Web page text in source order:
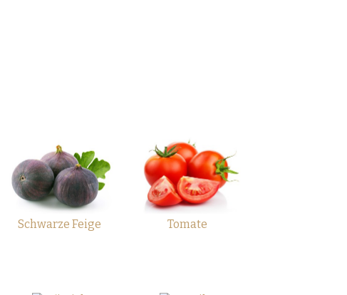
Schwarze Feige Tomate